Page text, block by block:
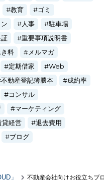
教育
ゴミ
人事
駐車場
重要事項説明書
料
メルマガ
定期借家
Web
不動産登記簿謄本
成約率
コンサル
マーケティング
貸経営
退去費用
ブログ
」 不動産会社向けお役立ちブ